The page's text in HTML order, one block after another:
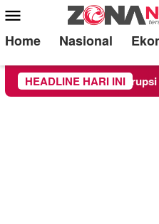
Mobile
Menu
Home Nasional
HEADLINE HARI INI
Korupsi Bibit Nanas